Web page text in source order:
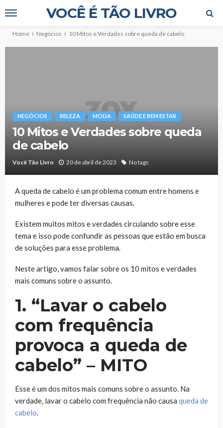
VOCÊ É TÃO LIVRO
Home Negócios 10 Mitos e Verdades sobre queda de cabelo
NEGÓCIOS BELEZA MODA SAÚDE E BEM ESTAR
10 Mitos e Verdades sobre queda
de cabelo
Você Tão Livro 20 de abril de 2023 No tags
Aqueda de cabelo é um problema comum entre homens e
mulheres e pode ter diversas causas.
Existem muitos mitos e verdades circulando sobre esse
tema e isso pode confundir as pessoas que estão em busca
de soluções para esse problema.
Neste artigo, vamos falar sobre os 10 mitos e verdades
mais comuns sobre o assunto.
1. “Lavar o cabelo
com frequência
provoca a queda de
cabelo” – MITO
Esse é um dos mitos mais comuns sobre o assunto. Na
verdade, lavar o cabelo com frequência não causa queda de
cabelo.